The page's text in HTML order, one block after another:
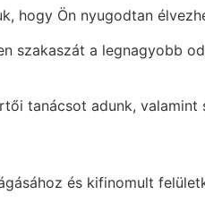
hogy Ön nyugodtan
szakaszát a legnagyobb
tanácsot adunk,
és kifinomult